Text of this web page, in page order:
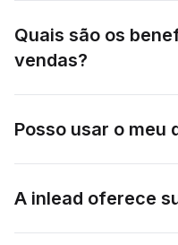
Quais são os
vendas?
Posso usar o meu
A inlead oferece